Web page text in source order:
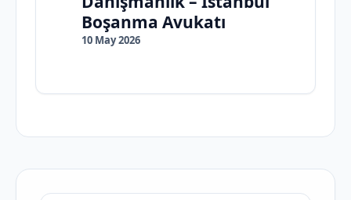
Boşanma Avukatı
10 May 2026